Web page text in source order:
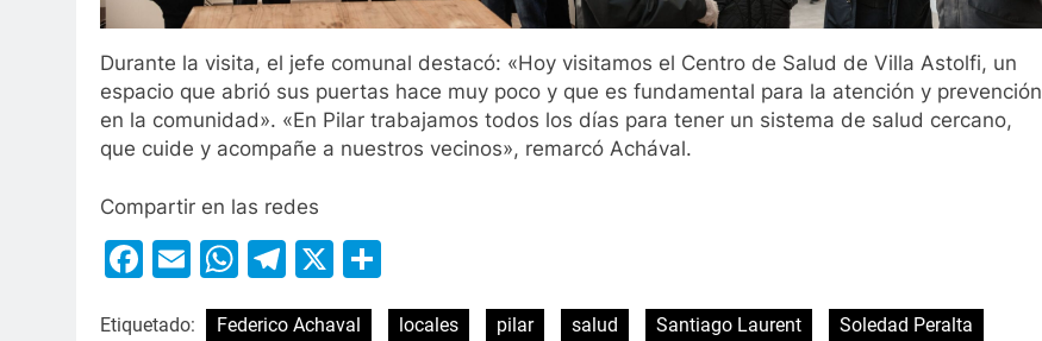
Durante la visita, el jefe comunal destacó: «Hoy visitamos el Centro de Salud de Villa Astolfi, un
espacio que abrió sus puertas hace muy poco y que es fundamental para la atención y prevención
en la comunidad». «En Pilar trabajamos todos los días para tener un sistema de salud cercano,
que cuide y acompañe a nuestros vecinos», remarcó Achával.
Compartir en las redes
Facebook
EmailWhatsApp
Telegram
X
Etiquetado: Federico Achaval locales pilar salud Santiago Laurent Soledad Peralta